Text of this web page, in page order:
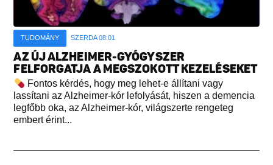
TUDOMÁNY SZERDA 08:01
AZ ÚJ ALZHEIMER-GYÓGYSZER
FELFORGATJA A MEGSZOKOTT KEZELÉSEKET
Fontos kérdés, hogy meg lehet-e állítani vagy
lassítani az Alzheimer-kór lefolyását, hiszen a demencia
legfőbb oka, az Alzheimer-kór, világszerte rengeteg
embert érint...